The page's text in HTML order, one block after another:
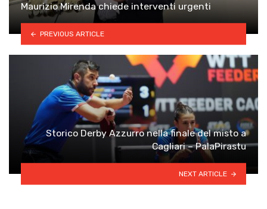
Maurizio Mirenda chiede interventi urgenti
PREVIOUS ARTICLE
Storico Derby Azzurro nella finale del misto a
Cagliari – PalaPirastu
NEXT ARTICLE